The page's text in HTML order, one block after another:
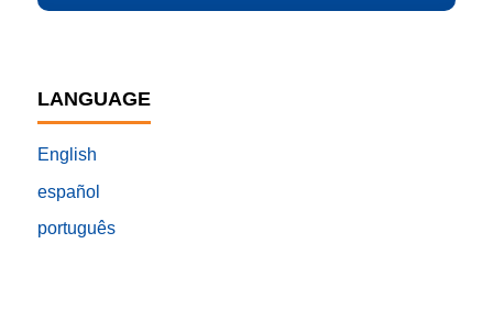
LANGUAGE
English
español
português